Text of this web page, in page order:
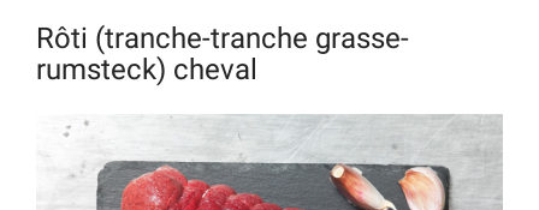
Rôti (tranche-tranche grasse-
rumsteck) cheval